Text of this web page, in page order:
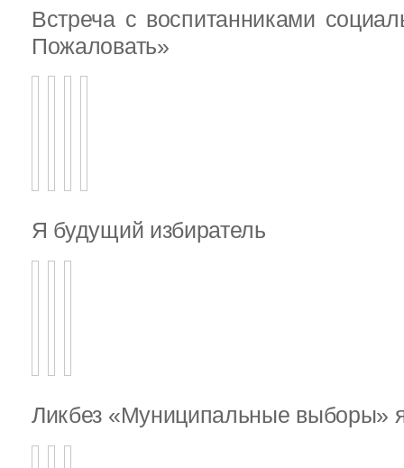
Встреча с воспитанниками
Пожаловать»
Я будущий избиратель
Ликбез «Муниципальные выборы»